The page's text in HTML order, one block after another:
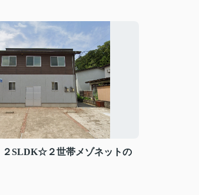
SLDK☆２世帯メゾネットの